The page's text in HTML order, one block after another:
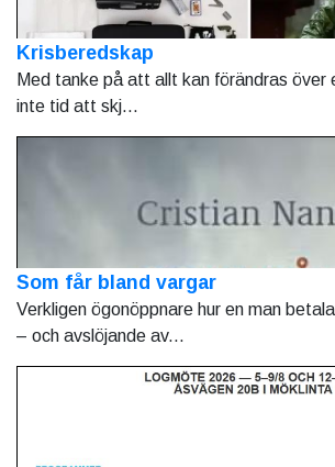
Krisberedskap
Med tanke på att allt kan förändras över
inte tid att skj...
Som får bland vargar
Verkligen ögonöppnare hur en man
– och avslöjande av...